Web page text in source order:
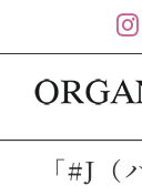
to
content
「#J